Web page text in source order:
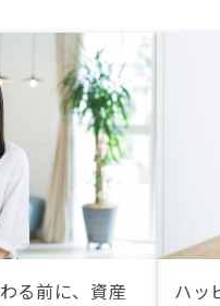
る前に、資産
ハッ